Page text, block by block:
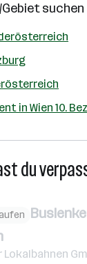
suchen
in Wien 10.
du
Lokalbahnen